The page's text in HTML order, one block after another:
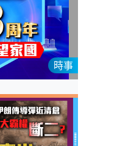
時事